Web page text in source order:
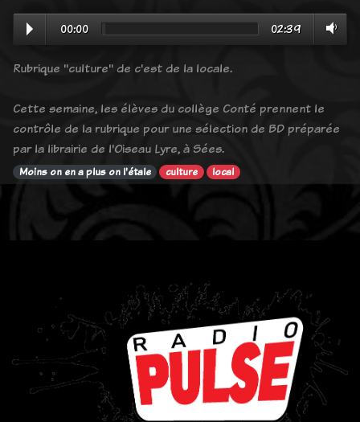
00:00 02:39
Rubrique "culture" de c'est de la locale.
Cette semaine, les élèves du collège Conté prennent le
contrôle de la rubrique pour une sélection de BD préparée
par la librairie de l'Oiseau Lyre, à Sées.
Moins on en a plus on l'étale culture local